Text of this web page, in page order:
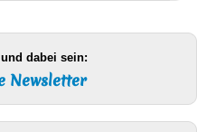
dabei sein:
Newsletter